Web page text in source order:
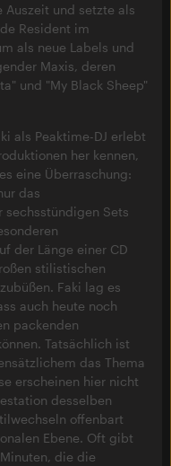
und setzte als
Resident im
als neue Labels und
Maxis, deren
und "My Black Sheep"
als Peaktime-DJ erlebt
her kennen,
eine Überraschung:
das
Sets
der Länge einer CD
stilistischen
Faki lag es
auch heute noch
packenden
Tatsächlich ist
das Thema
erscheinen hier nicht
desselben
offenbart
Ebene. Oft gibt
die die